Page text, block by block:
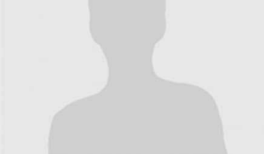
加盟・登録
エントリー
JBCF ROAD SERIESとは